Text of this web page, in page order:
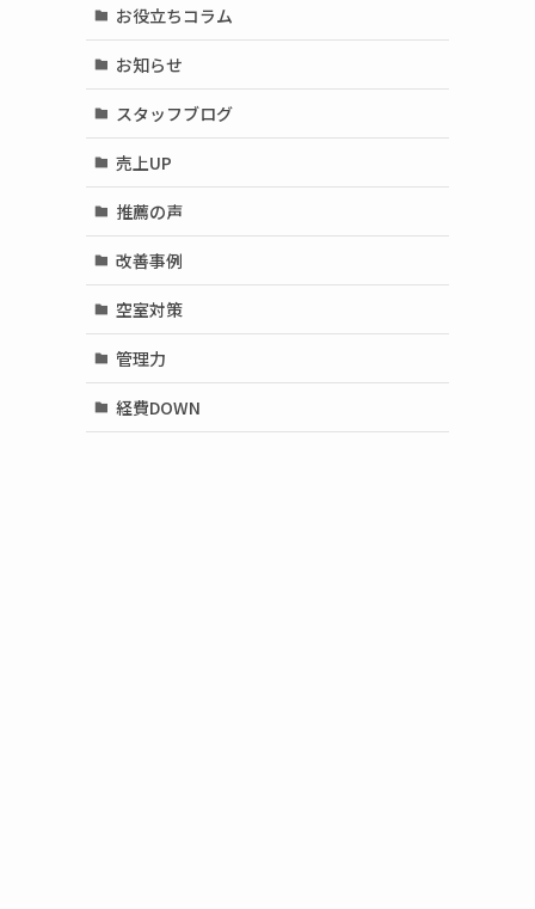
お役立ちコラム
お知らせ
スタッフブログ
売上UP
推薦の声
改善事例
空室対策
管理力
経費DOWN